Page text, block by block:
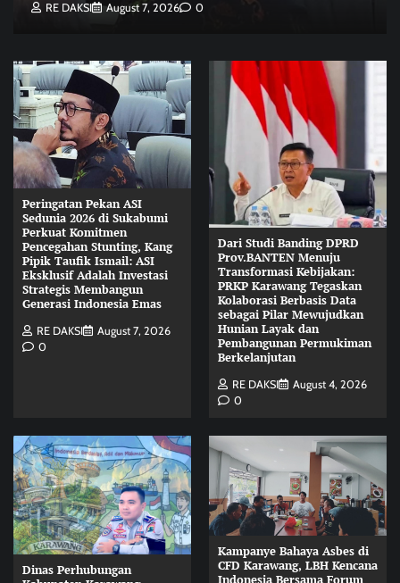
RE DAKSI August 7, 2026 0
Peringatan Pekan ASI
Sedunia 2026 di Sukabumi
Perkuat Komitmen
Pencegahan Stunting, Kang
Pipik Taufik Ismail: ASI
Eksklusif Adalah Investasi
Strategis Membangun
Generasi Indonesia Emas
RE DAKSI
August 7, 2026
0
Dari Studi Banding DPRD
Prov.BANTEN Menuju
Transformasi Kebijakan:
PRKP Karawang Tegaskan
Kolaborasi Berbasis Data
sebagai Pilar Mewujudkan
Hunian Layak dan
Pembangunan Permukiman
Berkelanjutan
RE DAKSI
August 4, 2026
0
Dinas Perhubungan
Kampanye Bahaya Asbes di
CFD Karawang, LBH Kencana
Indonesia Bersama Forum